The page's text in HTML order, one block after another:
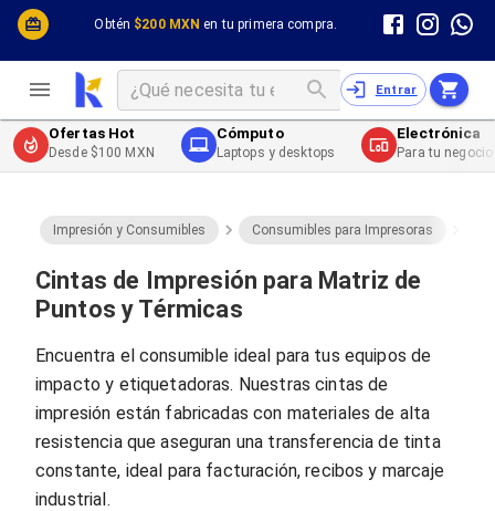
Obtén $200 MXN en tu primera compra.
Cómputo y Hardware
Desktop y Portátiles
Impresión y Consumibles
Celulares y Telefonía
Energía
Entrar
Cómputo y Hardware
Cables
Cables PC
Cables PC USB
Cables PC Serial
Cables PC SATA / eSATA
Cables PC SAS
Cables PC VGA / HD15
Cables de Audio / Video AUX
Cables de Audio / Video VGA
Cables de Audio / Video RCA
Cables de Audio / Video Toslink
Cables de Audio / Video DVI
Cables de Energía
Cables de Poder (Interno)
Cables de Poder (Externo)
Cables de Red
Cables Patch
Cables Fibra Óptica
Cables SFP+
Ofertas Hot
Desde $100 MXN
Cómputo
Laptops y desktops
Electrónica
Para tu
Impresión y Consumibles Consumibles para Impresoras
Cintas de Impresión para Matriz de
Puntos y Térmicas
Encuentra el consumible ideal para tus equipos de
impacto y etiquetadoras. Nuestras cintas de
impresión están fabricadas con materiales de alta
resistencia que aseguran una transferencia de tinta
constante, ideal para facturación, recibos y marcaje
industrial.